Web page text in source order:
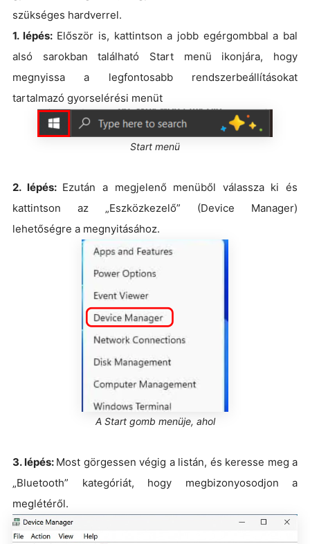
szükséges hardverrel.
1. lépés:Először is, kattintson a jobb egérgombbal a bal
alsó sarokban található Start menü ikonjára, hogy
megnyissa a legfontosabb rendszerbeállításokat
tartalmazó gyorselérési menüt
Start menü
2. lépés: Ezután a megjelenő menüből válassza ki és
kattintson az „Eszközkezelő” (Device Manager)
lehetőségre a megnyitásához.
A Start gomb menüje, ahol
3. lépés: Most görgessen végig a listán, és keresse meg a
„Bluetooth” kategóriát, hogy megbizonyosodjon a
meglétéről.